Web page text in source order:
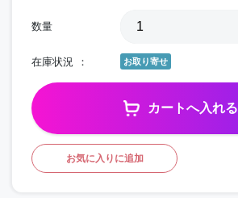
数量
在庫状況 お取り寄せ
カートへ入れる
お気に入りに追加